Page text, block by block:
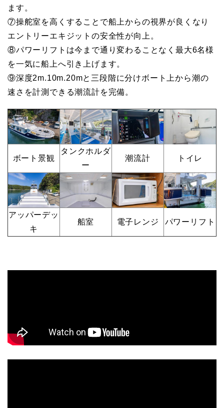
ます。
⑦操舵室を高くすることで船上からの視界が良くなり
エントリーエキジットの安全性が向上。
⑧パワーリフトは今まで通り変わることなく最大6名様
を一気に船上へ引き上げます。
⑨深度2m.10m.20mと三段階に分けボート上から潮の
速さを計測できる潮流計を完備。
ボート景観
タンクホルダ
ー
潮流計 トイレ
アッパーデッ
キ
船室 電子レンジ パワーリフト